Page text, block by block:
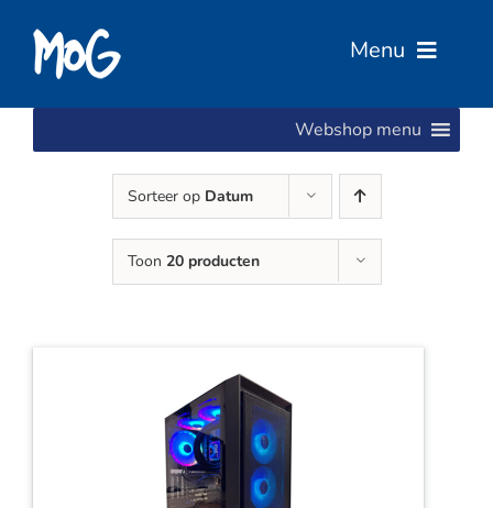
inhoud
Menu
Services
Webshop menu
Sorteer op Datum
Toon 20 producten